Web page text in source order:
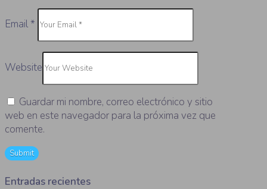
Email*
Website
Guardar mi nombre, correo electrónico y sitio
web en este navegador para la próxima vez que
comente.
Entradas recientes